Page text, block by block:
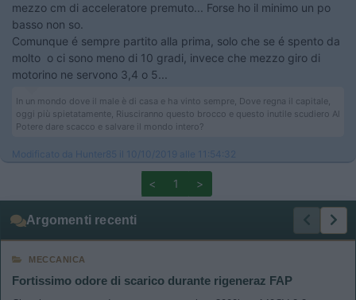
mezzo cm di acceleratore premuto... Forse ho il minimo un po
basso non so.
Comunque é sempre partito alla prima, solo che se é spento da
molto o ci sono meno di 10 gradi, invece che mezzo giro di
motorino ne servono 3,4 o 5...
In un mondo dove il male è di casa e ha vinto sempre, Dove regna il capitale,
oggi più spietatamente, Riusciranno questo brocco e questo inutile scudiero Al
Potere dare scacco e salvare il mondo intero?
Modificato da Hunter85 il 10/10/2019 alle 11:54:32
< 1 >
Argomenti recenti
MECCANICA
Fortissimo odore di scarico durante rigeneraz FAP